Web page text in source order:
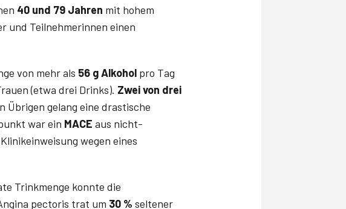
40 und 79 Jahren mit hohem
und Teilnehmerinnen einen
von mehr als 56 g Alkohol pro Tag
(etwa drei Drinks). Zwei von drei
gelang eine drastische
war ein MACE aus nicht-
wegen eines
Trinkmenge konnte die
pectoris trat um 30 % seltener